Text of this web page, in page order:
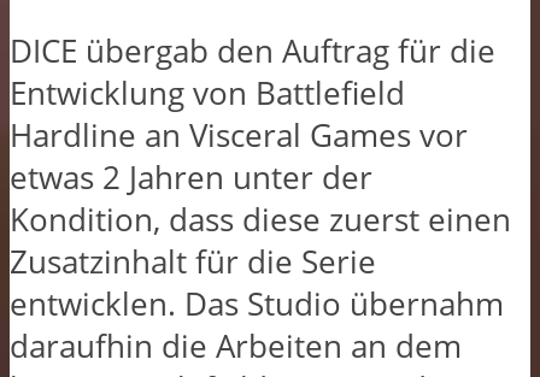
DICE übergab den Auftrag für die
Entwicklung von Battlefield
Hardline an Visceral Games vor
etwas 2 Jahren unter der
Kondition, dass diese zuerst einen
Zusatzinhalt für die Serie
entwicklen. Das Studio übernahm
daraufhin die Arbeiten an dem